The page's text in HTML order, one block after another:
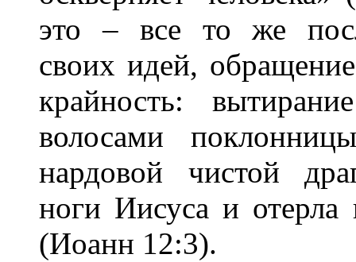
это – все то же
своих идей,
крайность:
волосами
нардовой чистой
ноги Иисуса и
(Иоанн 12:3).